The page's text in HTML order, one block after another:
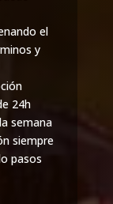
el
y
24h
semana
siempre
pasos